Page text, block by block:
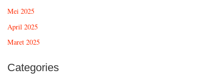
Mei 2025
April 2025
Maret 2025
Categories